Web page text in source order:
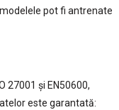
pot fi antrenate
27001 și EN50600,
este garantată: